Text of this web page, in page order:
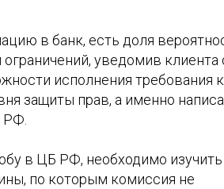
в банк, есть доля
уведомив клиента
исполнения требования
защиты прав, а именно
в ЦБ РФ, необходимо изучить
по которым комиссия не